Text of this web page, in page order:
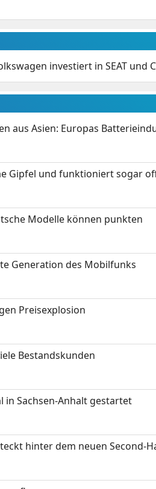
investiert in SEAT und
aus Asien: Europas
Gipfel und funktioniert sogar
Modelle können punkten
Generation des Mobilfunks
Preisexplosion
Bestandskunden
in Sachsen-Anhalt gestartet
hinter dem neuen Second-